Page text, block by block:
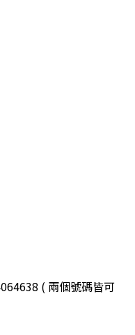
( 兩個號碼皆可